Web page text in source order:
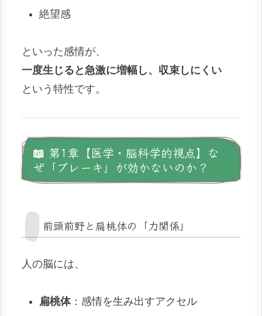
絶望感
といった感情が、
一度生じると急激に増幅し、収束しにくい
という特性です。
📖 第1章【医学・脳科学的視点】な
ぜ「ブレーキ」が効かないのか？
前頭前野と扁桃体の「力関係」
人の脳には、
扁桃体：感情を生み出すアクセル